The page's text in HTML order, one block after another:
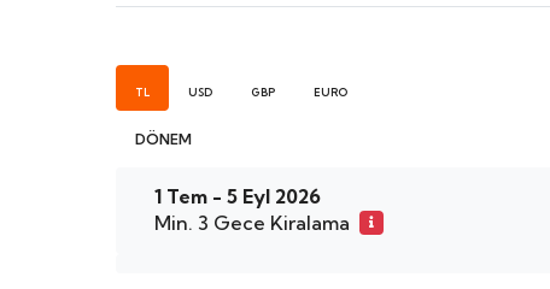
TL USD GBP EURO
DÖNEM
1 Tem - 5 Eyl 2026
Min. 3 Gece Kiralama